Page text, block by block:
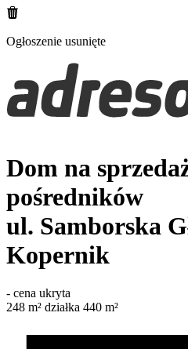
Ogłoszenie usunięte
Dom na
pośredników
ul. Samborska
Kopernik
- cena ukryta
248 m² działka 440 m²